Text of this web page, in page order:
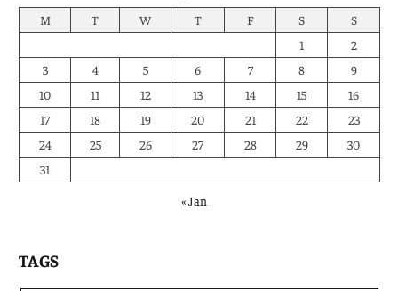
M
T W T F S
S
1
2
3
4 5 6 7 8
9
10
11 12 13 14 15
16
17
18 19 20 21 22
23
24
25 26 27 28 29
30
31
« Jan
TAGS